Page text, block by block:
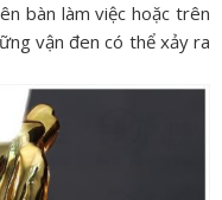
bàn làm việc hoặc trên
vận đen có thể xảy ra